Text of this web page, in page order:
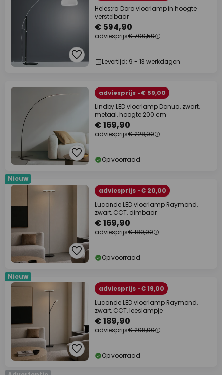
Helestra Doro vloerlamp in hoogte
verstelbaar
€ 594,90
adviesprijs€ 700,59
Levertijd: 9 - 13 werkdagen
adviesprijs -€ 59,00
Lindby LED vloerlamp Danua, zwart,
metaal, hoogte 200 cm
€ 169,90
adviesprijs€ 228,90
Op voorraad
Nieuw
adviesprijs -€ 20,00
Lucande LED vloerlamp Raymond,
zwart, CCT, dimbaar
€ 169,90
adviesprijs€ 189,90
Op voorraad
Nieuw
adviesprijs -€ 19,00
Lucande LED vloerlamp Raymond,
zwart, CCT, leeslampje
€ 189,90
adviesprijs€ 208,90
Op voorraad